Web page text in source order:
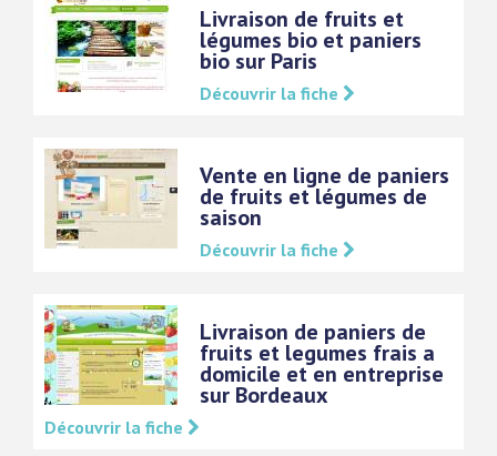
Livraison de fruits et
légumes bio et paniers
bio sur Paris
Découvrir la fiche
Vente en ligne de paniers
de fruits et légumes de
saison
Découvrir la fiche
Livraison de paniers de
fruits et legumes frais a
domicile et en entreprise
sur Bordeaux
Découvrir la fiche